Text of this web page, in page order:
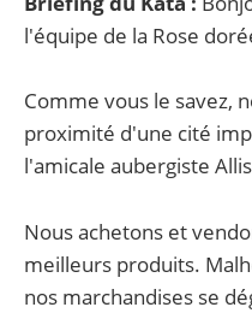
l'équipe de la Rose
Comme vous le savez,
proximité d'une cité
l'amicale aubergiste
Nous achetons et
meilleurs produits.
nos marchandises se